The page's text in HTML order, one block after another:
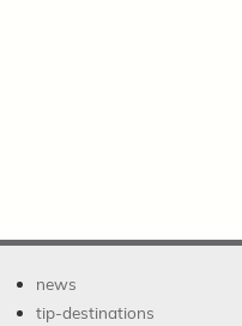
news
tip-destinations